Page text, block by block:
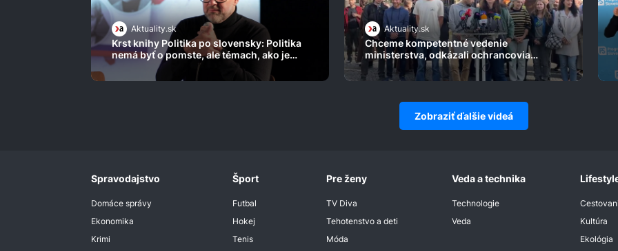
Aktuality.sk
Krst knihy Politika po slovensky: Politika
nemá byť o pomste, ale témach, ako je
šikana
Aktuality.sk
Chceme kompetentné vedenie
ministerstva, odkázali ochrancovia
prírody politikom
Zobraziť ďalšie videá
Spravodajstvo
Domáce správy
Ekonomika
Krimi
Šport
Futbal
Hokej
Tenis
Pre ženy
TV Diva
Tehotenstvo a deti
Móda
Veda a technika
Technologie
Veda
Kultúra
Ekológia